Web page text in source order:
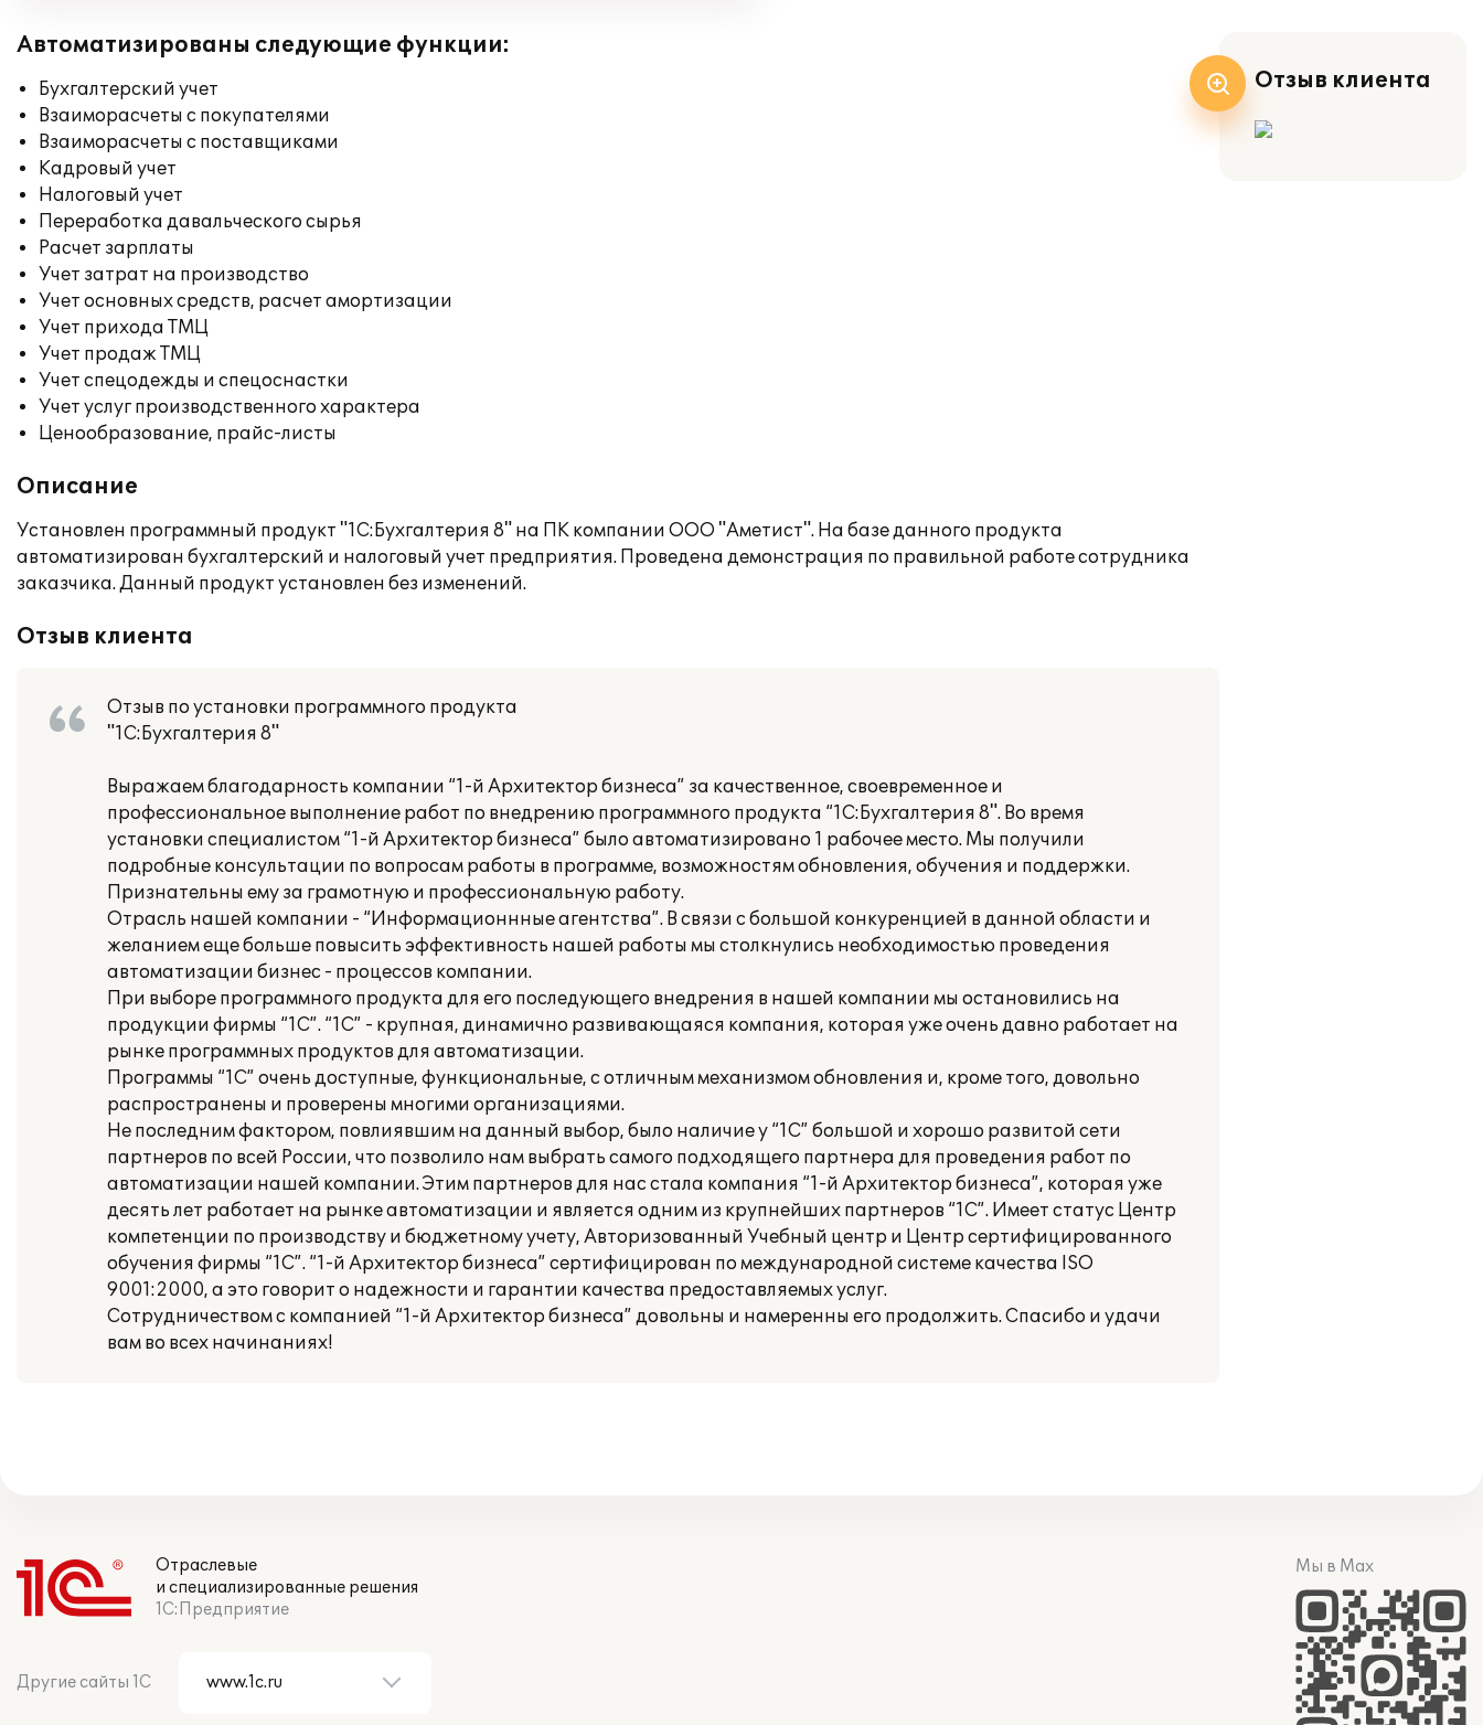
Автоматизированы следующие функции:
Бухгалтерский учет
Взаиморасчеты с покупателями
Взаиморасчеты с поставщиками
Кадровый учет
Налоговый учет
Переработка давальческого сырья
Расчет зарплаты
Учет затрат на производство
Учет основных средств, расчет амортизации
Учет прихода ТМЦ
Учет продаж ТМЦ
Учет спецодежды и спецоснастки
Учет услуг производственного характера
Ценообразование, прайс-листы
Описание
Установлен программный продукт "1С:Бухгалтерия 8" на ПК компании ООО "Аметист". На базе данного продукта
автоматизирован бухгалтерский и налоговый учет предприятия. Проведена демонстрация по правильной работе сотрудника
заказчика. Данный продукт установлен без изменений.
Отзыв клиента
Отзыв по установки программного продукта
"1С:Бухгалтерия 8"
Выражаем благодарность компании “1-й Архитектор бизнеса” за качественное, своевременное и
профессиональное выполнение работ по внедрению программного продукта “1С:Бухгалтерия 8". Во время
установки специалистом “1-й Архитектор бизнеса” было автоматизировано 1 рабочее место. Мы получили
подробные консультации по вопросам работы в программе, возможностям обновления, обучения и поддержки.
Признательны ему за грамотную и профессиональную работу.
Отрасль нашей компании - “Информационнные агентства”. В связи с большой конкуренцией в данной области и
желанием еще больше повысить эффективность нашей работы мы столкнулись необходимостью проведения
автоматизации бизнес - процессов компании.
При выборе программного продукта для его последующего внедрения в нашей компании мы остановились на
продукции фирмы “1С”. “1С” - крупная, динамично развивающаяся компания, которая уже очень давно работает на
рынке программных продуктов для автоматизации.
Программы “1С” очень доступные, функциональные, с отличным механизмом обновления и, кроме того, довольно
распространены и проверены многими организациями.
Не последним фактором, повлиявшим на данный выбор, было наличие у “1С” большой и хорошо развитой сети
партнеров по всей России, что позволило нам выбрать самого подходящего партнера для проведения работ по
автоматизации нашей компании. Этим партнеров для нас стала компания “1-й Архитектор бизнеса”, которая уже
десять лет работает на рынке автоматизации и является одним из крупнейших партнеров “1С”. Имеет статус Центр
компетенции по производству и бюджетному учету, Авторизованный Учебный центр и Центр сертифицированного
обучения фирмы “1С”. “1-й Архитектор бизнеса” сертифицирован по международной системе качества ISO
9001:2000, а это говорит о надежности и гарантии качества предоставляемых услуг.
Сотрудничеством с компанией “1-й Архитектор бизнеса” довольны и намеренны его продолжить. Спасибо и удачи
вам во всех начинаниях!
Отзыв клиента
Отраслевые
и специализированные решения
1С:Предприятие
Другие сайты 1С
Мы в Max